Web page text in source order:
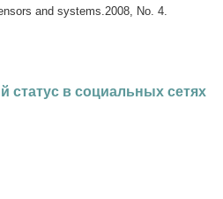
and systems.2008, No. 4.
статус в социальных сетях